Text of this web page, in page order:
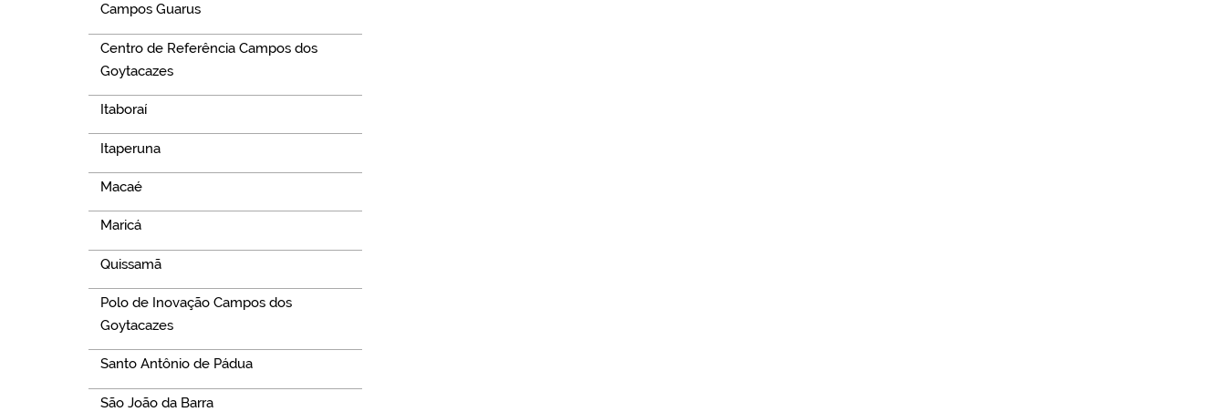
Campos Guarus
Centro de Referência Campos dos
Goytacazes
Itaboraí
Itaperuna
Macaé
Maricá
Quissamã
Polo de Inovação Campos dos
Goytacazes
Santo Antônio de Pádua
São João da Barra